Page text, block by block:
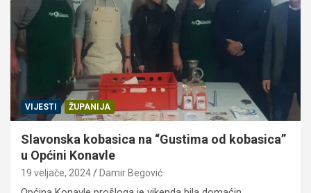
VIJESTI ŽUPANIJA
Slavonska kobasica na “Gustima od kobasica”
u Općini Konavle
19 veljače, 2024 Damir Begović